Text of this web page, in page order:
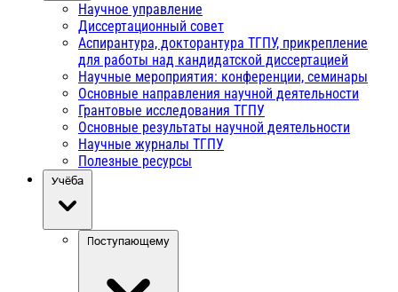
Научное управление
Диссертационный совет
Аспирантура, докторантура ТГПУ, прикрепление
для работы над кандидатской диссертацией
Научные мероприятия: конференции, семинары
Основные направления научной деятельности
Грантовые исследования ТГПУ
Основные результаты научной деятельности
Научные журналы ТГПУ
Полезные ресурсы
Учёба
Поступающему